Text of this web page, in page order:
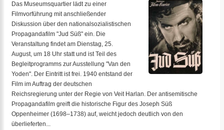
Das Museumsquartier lädt zu einer
Filmvorführung mit anschließender
Diskussion über den nationalsozialistischen
Propagandafilm "Jud Süß" ein. Die
Veranstaltung findet am Dienstag, 25.
August, um 18 Uhr statt und ist Teil des
Begleitprogramms zur Ausstellung "Van den
Yoden". Der Eintritt ist frei. 1940 entstand der
Film im Auftrag der deutschen
Reichsregierung unter der Regie von Veit Harlan. Der antisemitische
Propagandafilm greift die historische Figur des Joseph Süß
Oppenheimer (1698–1738) auf, weicht jedoch deutlich von den
überlieferten...